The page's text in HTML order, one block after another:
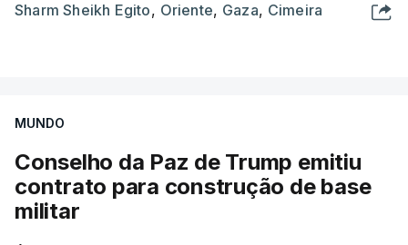
Sharm Sheikh Egito, Oriente, Gaza, Cimeira
MUNDO
Conselho da Paz de Trump emitiu
contrato para construção de base
militar